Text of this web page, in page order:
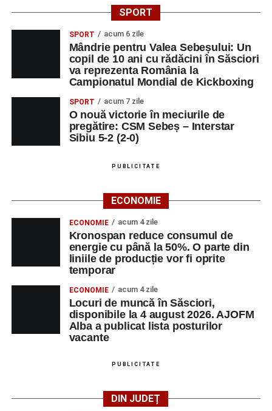
Gabi Virginia Șarga și Cătălin Rotaru, producător Gabi
DUMINICĂ, 23 AUGUST 2026
Râpa Roșie
„Cicloaventurier de Sebeș”
al competiției MTB pentru copii.
LUNI, 24 AUGUST 2026
Ora 18.00– Activități recreative pentru copii, susținute de
trupele de teatru„Gepetto”și„Pied Piper”
Seară cu tradiții săsești, cu participarea:
Fanfarei din Petrești;
Trupei de Dansuri Săsești;
Alexandrei Pamfilie;
Alfred Dahinten.
– Proiecție cinematografică:
de Federico Fellini și Tullio Pinelli.
SPORT
SPORT acum 6 zile
Mândrie pentru Valea Sebeșului: Un
copil de 10 ani cu rădăcini în Săsciori
va reprezenta România la
Campionatul Mondial de Kickboxing
SPORT acum 7 zile
O nouă victorie în meciurile de
pregătire: CSM Sebeș – Interstar
Sibiu 5-2 (2-0)
PUBLICITATE
ECONOMIE
ECONOMIE acum 4 zile
Kronospan reduce consumul de
energie cu până la 50%. O parte din
liniile de producție vor fi oprite
temporar
ECONOMIE acum 4 zile
Locuri de muncă în Săsciori,
disponibile la 4 august 2026. AJOFM
Alba a publicat lista posturilor
vacante
PUBLICITATE
DIN JUDEȚ